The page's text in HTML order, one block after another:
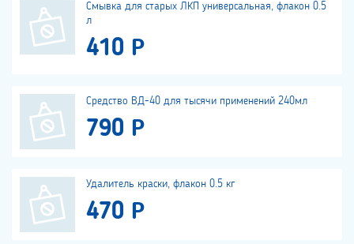
Смывка для старых ЛКП универсальная, флакон 0.5
л
410 Р
Средство ВД-40 для тысячи применений 240мл
790 Р
Удалитель краски, флакон 0.5 кг
470 Р